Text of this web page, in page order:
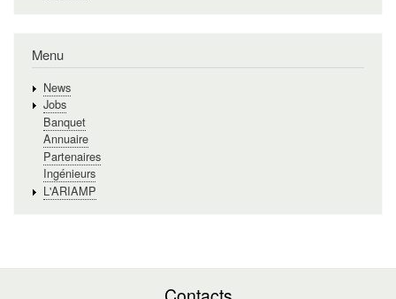
Menu
News
Jobs
Banquet
Annuaire
Partenaires
Ingénieurs
L'ARIAMP